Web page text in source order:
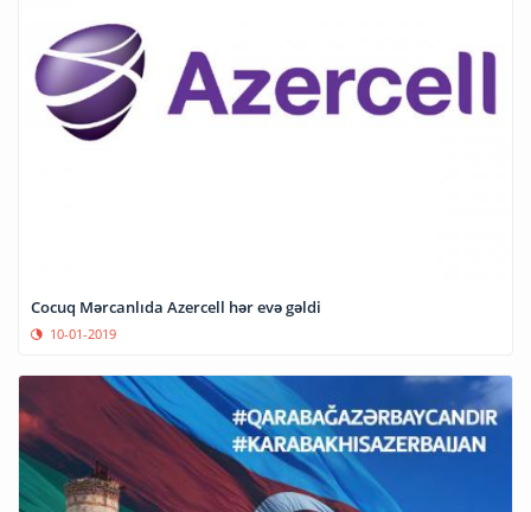
Cocuq Mərcanlıda Azercell hər evə gəldi
10-01-2019